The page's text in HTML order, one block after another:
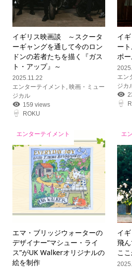
イギリス映画談 ～スクータ
ーギャングを通して今のロン
ドンの若者たちを描く『ガス
ト・アップ』～
2025.11.22
エンターテイメント , 映画・ミュー
ジカル
159 views
ROKU
イ
ー
ポ
エン
ジカ
エンターテイメント
エマ・ブリッジウォーターの
デザイナー“マシュー・ライ
ス”がUK Walkerオリジナルの
絵を制作
エ
イ
飛
こ